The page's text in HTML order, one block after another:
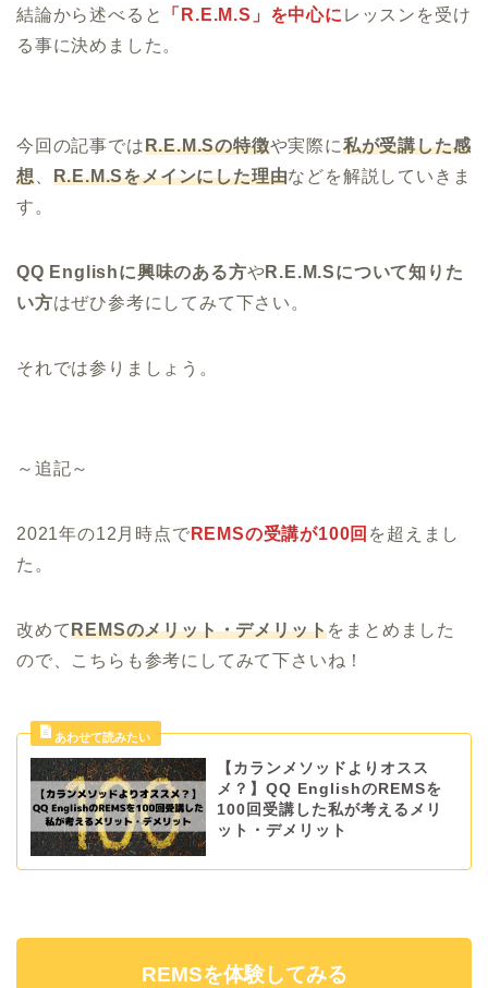
結論から述べると 「R.E.M.S」を中心に レッスンを受け
る事に決めました。
今回の記事ではR.E.M.Sの特徴や実際に私が受講した感
想、 R.E.M.Sをメインにした理由などを解説していきま
す。
QQ Englishに興味のある方やR.E.M.Sについて知りた
い方はぜひ参考にしてみて下さい。
それでは参りましょう。
～追記～
2021年の12月時点で REMSの受講が100回 を超えまし
た。
改めてREMSのメリット・デメリットをまとめました
ので、こちらも参考にしてみて下さいね！
【カランメソッドよりオスス
メ？】QQ EnglishのREMSを
100回受講した私が考えるメリ
ット・デメリット
REMSを体験してみる